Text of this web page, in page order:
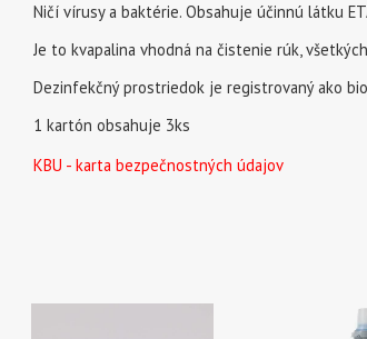
Ničí vírusy a baktérie. Obsahuje účinnú látku
Je to kvapalina vhodná na čistenie rúk,
Dezinfekčný prostriedok je registrovaný ako
1 kartón obsahuje 3ks
KBU - karta bezpečnostných údajov